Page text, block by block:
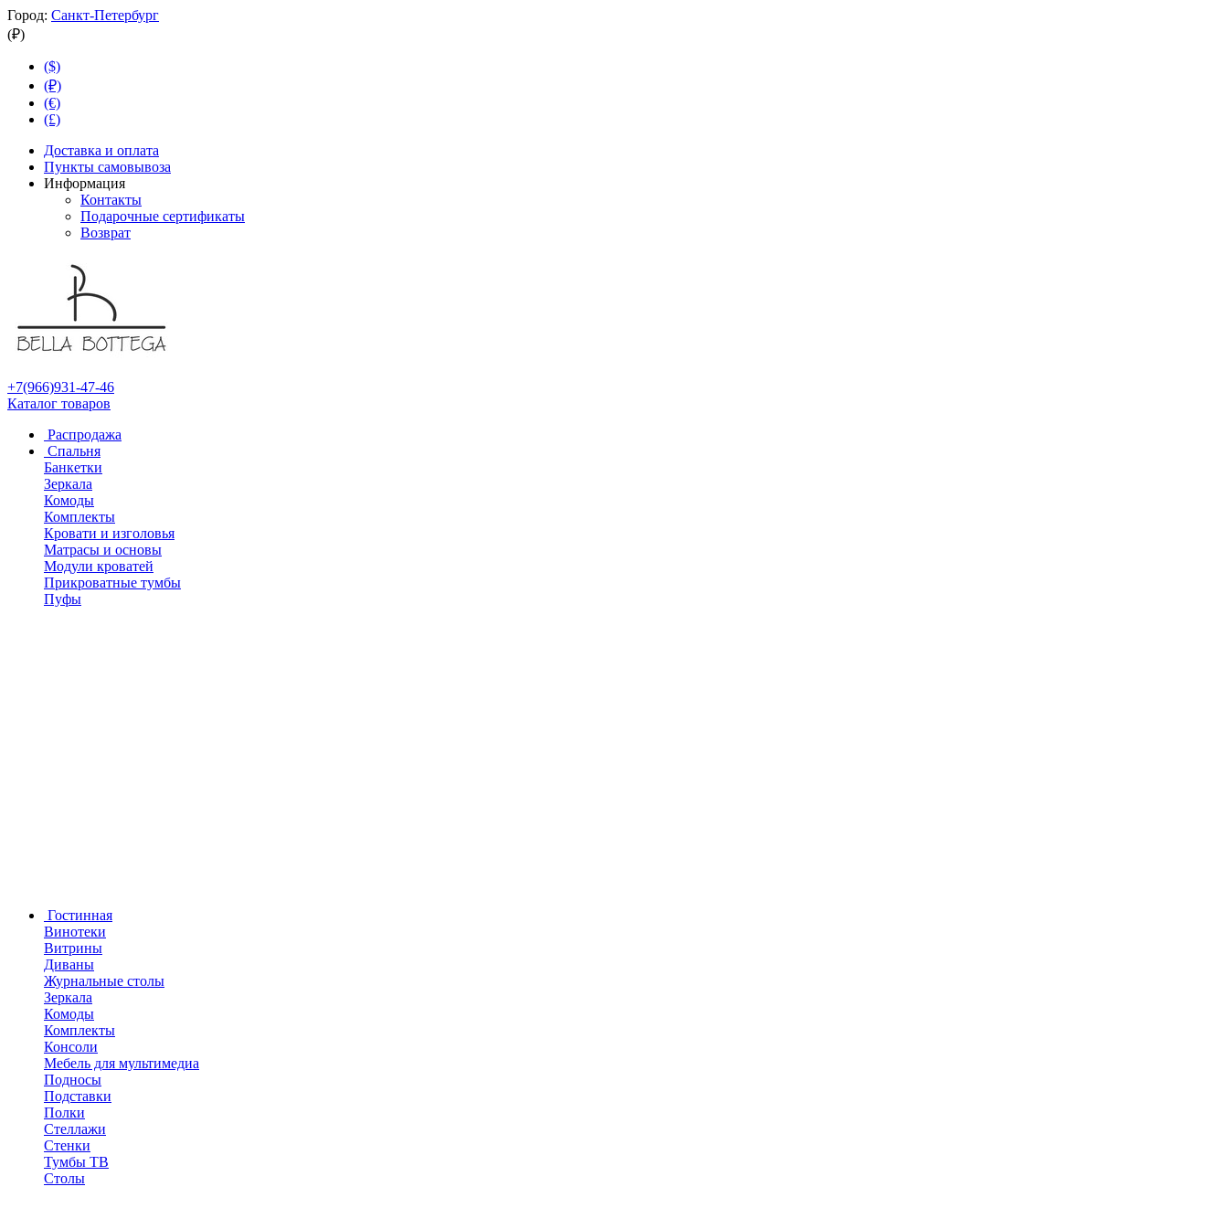
Город: Санкт-Петербург
(₽)
($)
(₽)
(€)
(£)
Доставка и оплата
Пункты самовывоза
Информация
Контакты
Подарочные сертификаты
Возврат
+7(966)931-47-46
Каталог товаров
Распродажа
Спальня
Банкетки
Зеркала
Комоды
Комплекты
Кровати и изголовья
Матрасы и основы
Модули кроватей
Прикроватные тумбы
Пуфы
Гостинная
Винотеки
Витрины
Диваны
Журнальные столы
Зеркала
Комоды
Комплекты
Консоли
Мебель для мультимедиа
Подносы
Подставки
Полки
Стеллажи
Стенки
Тумбы ТВ
Столы